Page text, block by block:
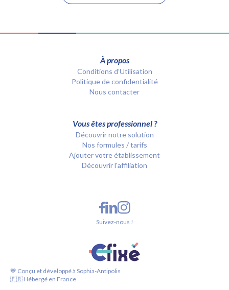
À propos
Conditions d’Utilisation
Politique de confidentialité
Nous contacter
Vous êtes professionnel ?
Découvrir notre solution
Nos formules / tarifs
Ajouter votre établissement
Découvrir l'affiliation
💙 Conçu et développé à Sophia-Antipolis
🇫🇷 Hébergé en France
Suivez-nous !